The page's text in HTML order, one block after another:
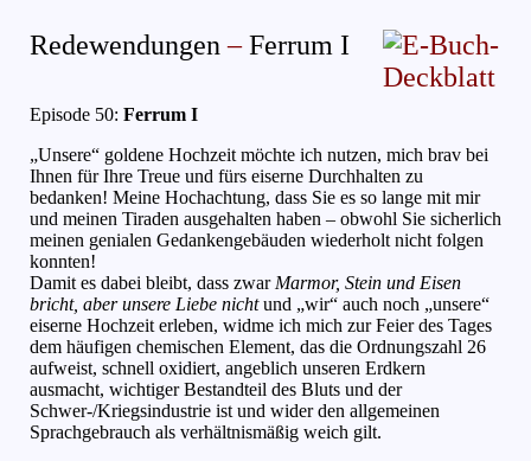
Redewendungen–Ferrum I
Episode 50: Ferrum I
„Unsere“ goldene Hochzeit möchte ich nutzen, mich brav bei
Ihnen für Ihre Treue und fürs eiserne Durchhalten zu
bedanken! Meine Hochachtung, dass Sie es so lange mit mir
und meinen Tiraden ausgehalten haben – obwohl Sie sicherlich
meinen genialen Gedankengebäuden wiederholt nicht folgen
konnten!
Damit es dabei bleibt, dass zwar Marmor, Stein und Eisen
bricht, aber unsere Liebe nichtund „wir“ auch noch „unsere“
eiserne Hochzeit erleben, widme ich mich zur Feier des Tages
dem häufigen chemischen Element, das die Ordnungszahl 26
aufweist, schnell oxidiert, angeblich unseren Erdkern
ausmacht, wichtiger Bestandteil des Bluts und der
Schwer-/Kriegsindustrie ist und wider den allgemeinen
Sprachgebrauch als verhältnismäßig weich gilt.